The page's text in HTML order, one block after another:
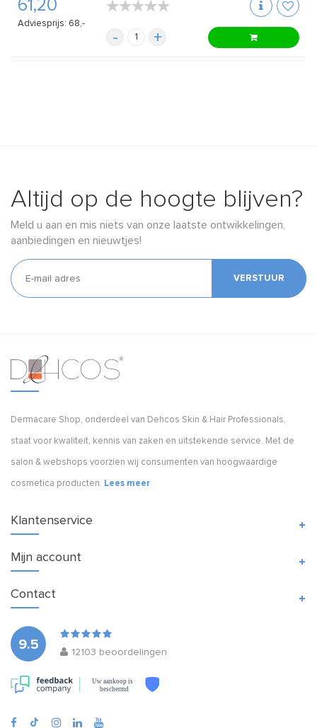
61,20
Adviesprijs: 68,-
★★★★★
★★★★★
- +
Altijd op de hoogte blijven?
Meld u aan en mis niets van onze laatste ontwikkelingen,
aanbiedingen en nieuwtjes!
VERSTUUR
Dermacare Shop, onderdeel van Dehcos Skin & Hair Professionals,
staat voor kwaliteit, kennis van zaken en uitstekende service. Met de
salon & webshops voorzien wij consumenten van hoogwaardige
cosmetica producten. Lees meer
Klantenservice
Mijn account
Contact
9.5
12103 beoordelingen
Uw aankoop is
beschermd